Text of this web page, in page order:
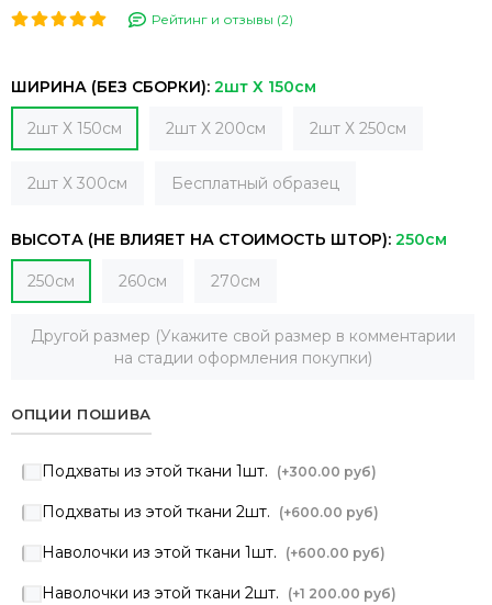
Рейтинг и отзывы (2)
ШИРИНА (БЕЗ СБОРКИ): 2шт Х 150см
2шт Х 150см 2шт Х 200см 2шт Х 250см
2шт Х 300см Бесплатный образец
ВЫСОТА (НЕ ВЛИЯЕТ НА СТОИМОСТЬ ШТОР): 250см
250см 260см 270см
Другой размер (Укажите свой размер в комментарии
на стадии оформления покупки)
ОПЦИИ ПОШИВА
Подхваты из этой ткани 1шт. (+300.00 руб)
Подхваты из этой ткани 2шт. (+600.00 руб)
Наволочки из этой ткани 1шт. (+600.00 руб)
Наволочки из этой ткани 2шт. (+1 200.00 руб)